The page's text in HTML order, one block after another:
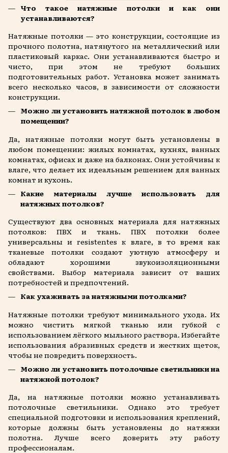
Что такое натяжные потолки и как они
устанавливаются?
Натяжные потолки — это конструкции, состоящие из
прочного полотна, натянутого на металлический или
пластиковый каркас. Они устанавливаются быстро и
чисто, при этом не требуют больших
подготовительных работ. Установка может занимать
всего несколько часов, в зависимости от сложности
конструкции.
Можно ли установить натяжной потолок в любом
помещении?
Да, натяжные потолки могут быть установлены в
любом помещении: жилых комнатах, кухнях, ванных
комнатах, офисах и даже на балконах. Они устойчивы к
влаге, что делает их идеальным решением для ванных
комнат и кухонь.
Какие материалы лучше использовать для
натяжных потолков?
Существуют два основных материала для натяжных
потолков: ПВХ и ткань. ПВХ потолки более
универсальны и resistentes к влаге, в то время как
тканевые потолки создают уютную атмосферу и
обладают хорошими звукоизоляционными
свойствами. Выбор материала зависит от ваших
потребностей и предпочтений.
Как ухаживать за натяжными потолками?
Натяжные потолки требуют минимального ухода. Их
можно чистить мягкой тканью или губкой с
использованием лёгкого мыльного раствора. Избегайте
использования абразивных средств и жестких щеток,
чтобы не повредить поверхность.
Можно ли установить потолочные светильники на
натяжной потолок?
Да, на натяжные потолки можно устанавливать
потолочные светильники. Однако это требует
специальной подготовки и использования креплений,
которые должны быть установлены до натяжки
полотна. Лучше всего доверить эту работу
профессионалам.